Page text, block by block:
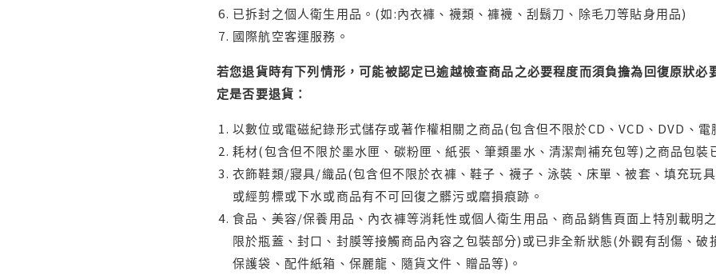
已拆封之個人衛生用品。(如:內衣褲、襪類、褲襪、刮鬍刀、除毛刀等貼身用品)
國際航空客運服務。
若您退貨時有下列情形，可能被認定已逾越檢查商品之必要程度而須負擔為回復原狀
定是否要退貨：
以數位或電磁紀錄形式儲存或著作權相關之商品(包含但不限於CD、VCD、DVD、
耗材(包含但不限於墨水匣、碳粉匣、紙張、筆類墨水、清潔劑補充包等)之商品包
衣飾鞋類/寢具/織品(包含但不限於衣褲、鞋子、襪子、泳裝、床單、被套、填充玩
或經剪標或下水或商品有不可回復之髒污或磨損痕跡。
食品、美容/保養用品、內衣褲等消耗性或個人衛生用品、商品銷售頁面上特別載明
限於瓶蓋、封口、封膜等接觸商品內容之包裝部分)或已非全新狀態(外觀有刮傷、
保護袋、配件紙箱、保麗龍、隨貨文件、贈品等)。